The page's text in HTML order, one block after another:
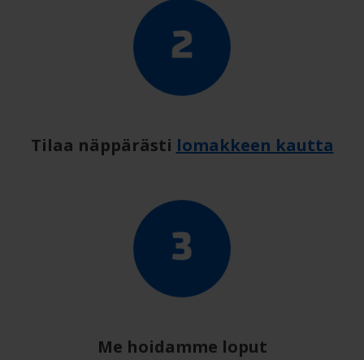
Tilaa näppärästi lomakkeen kautta
Me hoidamme loput